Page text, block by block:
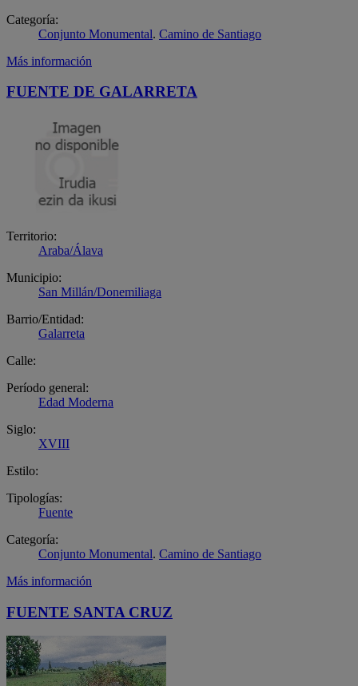
Categoría:
Conjunto Monumental. Camino de Santiago
Más información
FUENTE DE GALARRETA
Territorio:
Araba/Álava
Municipio:
San Millán/Donemiliaga
Barrio/Entidad:
Galarreta
Calle:
Período general:
Edad Moderna
Siglo:
XVIII
Estilo:
Tipologías:
Fuente
Categoría:
Conjunto Monumental. Camino de Santiago
Más información
FUENTE SANTA CRUZ